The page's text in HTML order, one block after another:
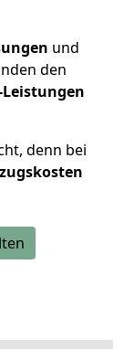
und
den
Leistungen
denn bei